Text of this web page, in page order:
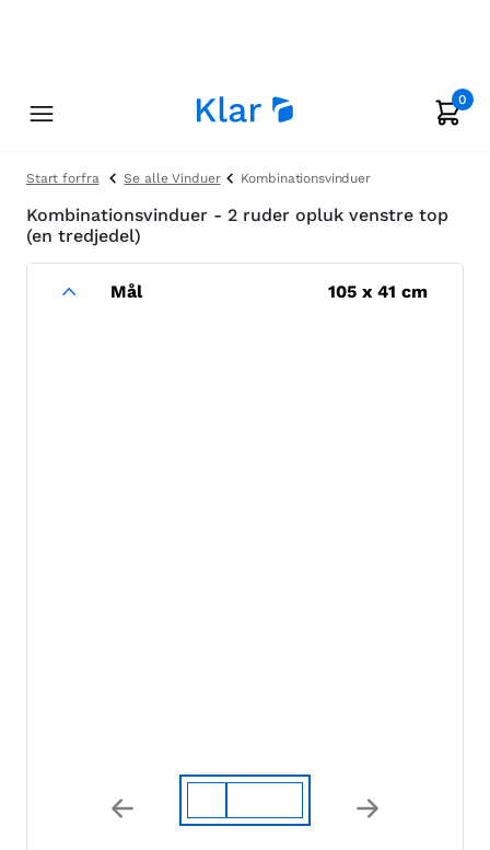
Start forfra Se alle Vinduer Kombinationsvinduer
Kombinationsvinduer - 2 ruder opluk venstre top
(en tredjedel)
Mål 105 x 41 cm
Previous Next